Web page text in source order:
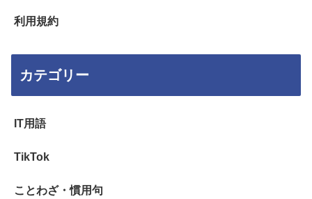
利用規約
カテゴリー
IT用語
TikTok
ことわざ・慣用句